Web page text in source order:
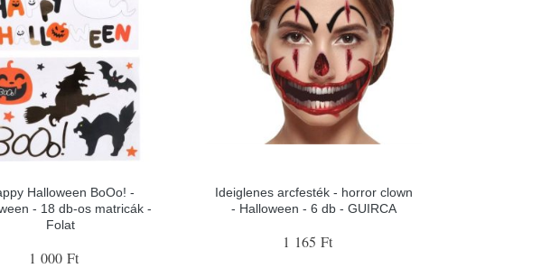
Halloween BoOo! -
- 18 db-os matricák -
Folat
1 000 Ft
Ideiglenes arcfesték - horror clown
- Halloween - 6 db - GUIRCA
1 165 Ft